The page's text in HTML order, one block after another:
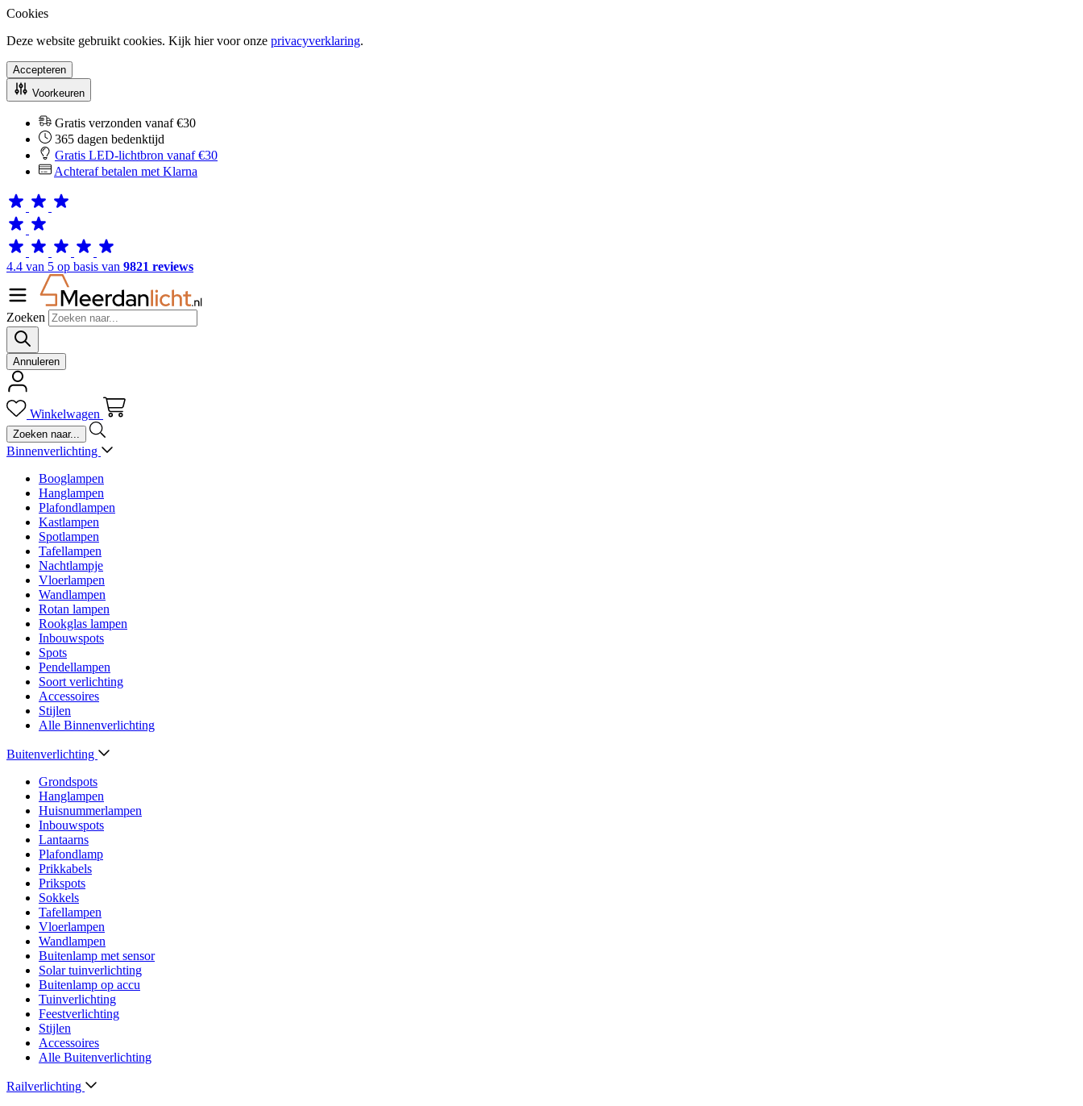
Cookies
Deze website gebruikt cookies. Kijk hier voor onze privacyverklaring.
Accepteren
Voorkeuren
Gratis verzonden vanaf €30
365 dagen bedenktijd
Gratis LED-lichtbron vanaf €30
Achteraf betalen met Klarna
4.4 van 5 op basis van 9821 reviews
Zoeken
Annuleren
Winkelwagen
Binnenverlichting
Booglampen
Hanglampen
Plafondlampen
Kastlampen
Spotlampen
Tafellampen
Nachtlampje
Vloerlampen
Wandlampen
Rotan lampen
Rookglas lampen
Inbouwspots
Spots
Pendellampen
Soort verlichting
Accessoires
Stijlen
Alle Binnenverlichting
Buitenverlichting
Grondspots
Hanglampen
Huisnummerlampen
Inbouwspots
Lantaarns
Plafondlamp
Prikkabels
Prikspots
Sokkels
Tafellampen
Vloerlampen
Wandlampen
Buitenlamp met sensor
Solar tuinverlichting
Buitenlamp op accu
Tuinverlichting
Feestverlichting
Stijlen
Accessoires
Alle Buitenverlichting
Railverlichting